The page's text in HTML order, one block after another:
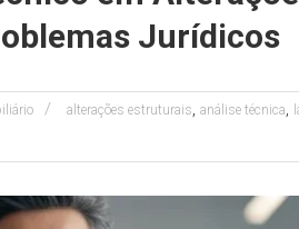
Jurídicos
alterações estruturais, análise técnica,